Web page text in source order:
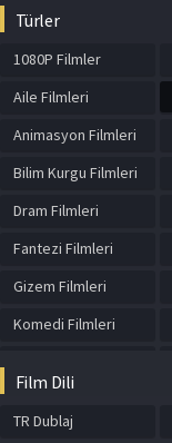
Türler
1080P Filmler
Aile Filmleri
Animasyon Filmleri
Bilim Kurgu Filmleri
Dram Filmleri
Fantezi Filmleri
Gizem Filmleri
Komedi Filmleri
Film Dili
TR Dublaj